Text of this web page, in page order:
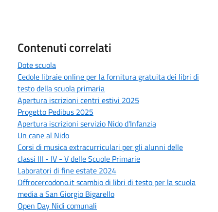
Contenuti correlati
Dote scuola
Cedole libraie online per la fornitura gratuita dei libri di
testo della scuola primaria
Apertura iscrizioni centri estivi 2025
Progetto Pedibus 2025
Apertura iscrizioni servizio Nido d'Infanzia
Un cane al Nido
Corsi di musica extracurriculari per gli alunni delle
classi III - IV - V delle Scuole Primarie
Laboratori di fine estate 2024
Offrocercodono.it scambio di libri di testo per la scuola
media a San Giorgio Bigarello
Open Day Nidi comunali